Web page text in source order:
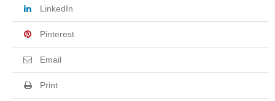
LinkedIn
Pinterest
Email
Print